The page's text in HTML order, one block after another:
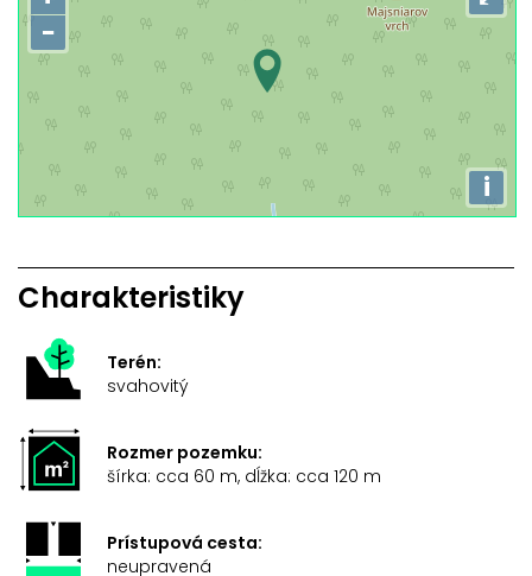
−
i
Charakteristiky
Terén:
svahovitý
Rozmer pozemku:
šírka: cca 60 m, dĺžka: cca 120 m
Prístupová cesta:
neupravená